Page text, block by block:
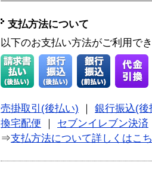
支払方法について
以下のお支払い方法がご利用で
売掛取引(後払い)
銀行振込(後
換宅配便
セブンイレブン決済
⇒支払方法について詳しくはこ